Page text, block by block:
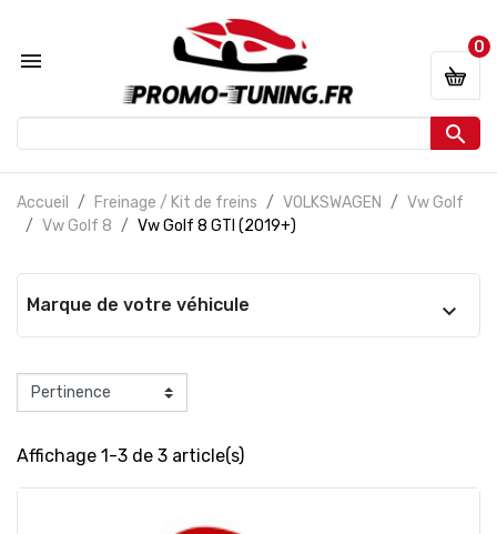


0
Accueil Freinage / Kit de freins VOLKSWAGEN
Vw Golf
Vw Golf 8
Vw Golf 8 GTI (2019+)
Marque de votre véhicule
Affichage 1-3 de 3 article(s)